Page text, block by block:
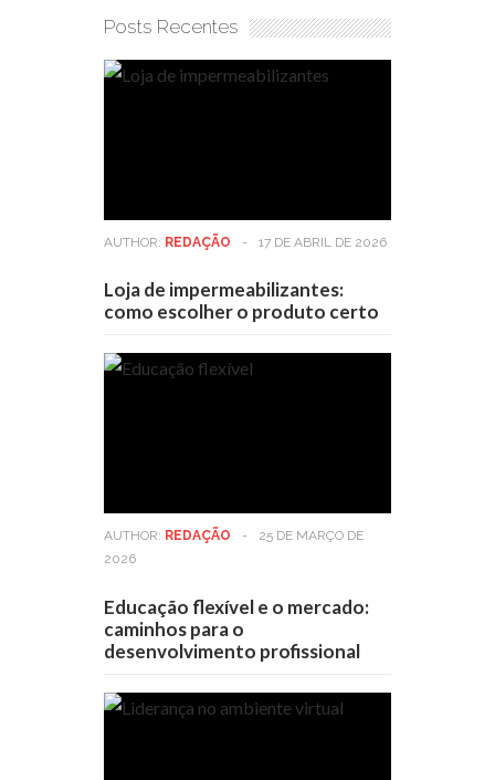
Posts Recentes
AUTHOR: REDAÇÃO - 17 DE ABRIL DE 2026
Loja de impermeabilizantes:
como escolher o produto certo
AUTHOR: REDAÇÃO -
25 DE MARÇO DE
2026
Educação flexível e o mercado:
caminhos para o
desenvolvimento profissional